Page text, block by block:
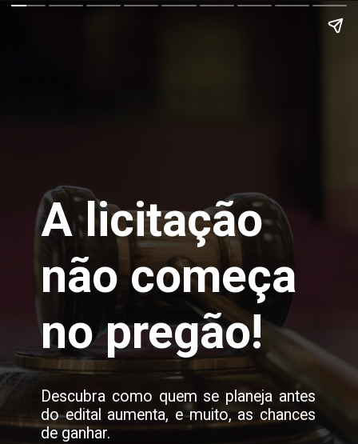
A licitação
não começa
no pregão!
Descubra como quem se planeja antes
do edital aumenta, e muito, as chances
de ganhar.